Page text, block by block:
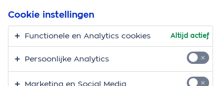
autoverzekering. Voor alle modellen hebben wij een
passende verzekering. Dus of je nu fan bent van
de Opel Frontera, Mokka of Corsa, bij OHRA ben je aan
het juiste adres.
Cookie instellingen
Functionele en Analytics cookies Altijd actief
Persoonlijke Analytics
Marketing en Social Media